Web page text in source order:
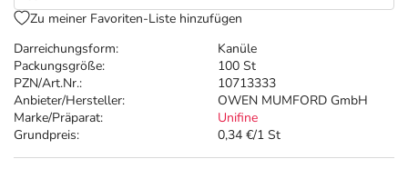
Darreichungsform:
Kanüle
Packungsgröße:
100 St
PZN/Art.Nr.:
10713333
Anbieter/Hersteller:
OWEN MUMFORD GmbH
Marke/Präparat:
Unifine
Grundpreis:
0,34 €/1 St
Zu meiner Favoriten-Liste hinzufügen